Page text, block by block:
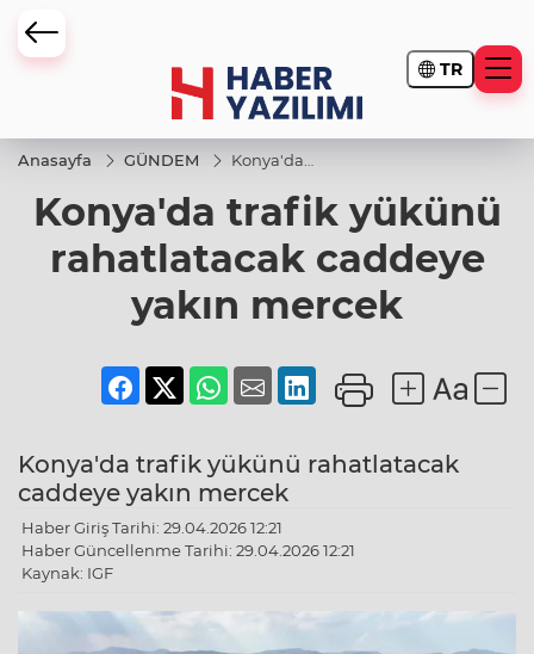
TR
Anasayfa GÜNDEM
Konya'da
yükünü
rahatlatacak
yakın
mercek
Konya'da trafik yükünü
rahatlatacak caddeye
yakın mercek
Konya'da trafik yükünü rahatlatacak
caddeye yakın mercek
Haber Giriş Tarihi: 29.04.2026 12:21
Haber Güncellenme Tarihi: 29.04.2026 12:21
Kaynak: IGF